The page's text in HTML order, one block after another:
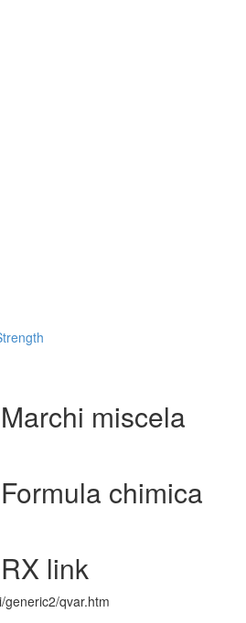
miscela
chimica
link
generic2/qvar.htm